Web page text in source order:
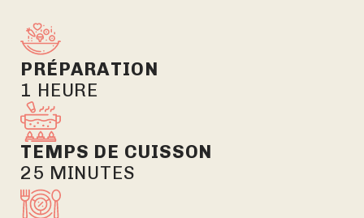
PRÉPARATION
1 HEURE
TEMPS DE CUISSON
25 MINUTES